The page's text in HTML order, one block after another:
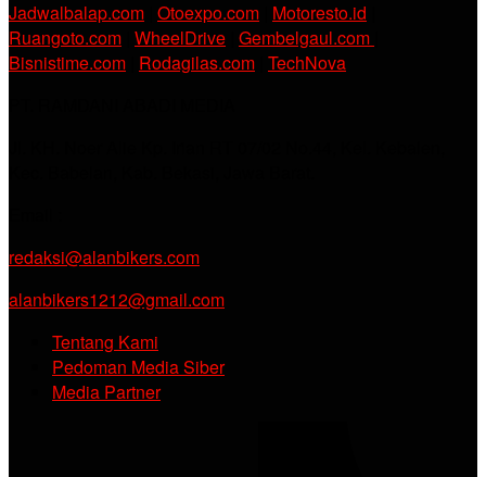
Jadwalbalap.com Otoexpo.com Motoresto.id
Ruangoto.com WheelDrive Gembelgaul.com
Bisnistime.com Rodagilas.com TechNova
redaksi@alanbikers.com
alanbikers1212@gmail.com
Tentang Kami
Pedoman Media Siber
Media Partner